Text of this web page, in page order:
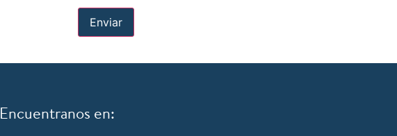
Enviar
Encuentranos en: